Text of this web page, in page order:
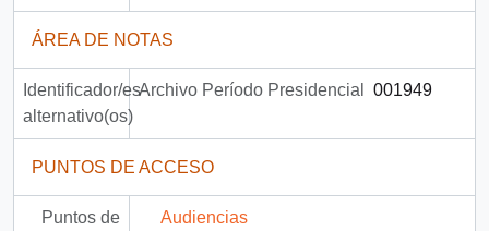
ÁREA DE NOTAS
Identificador/es
alternativo(os)
Archivo Período Presidencial 001949
PUNTOS DE ACCESO
Puntos de
Audiencias